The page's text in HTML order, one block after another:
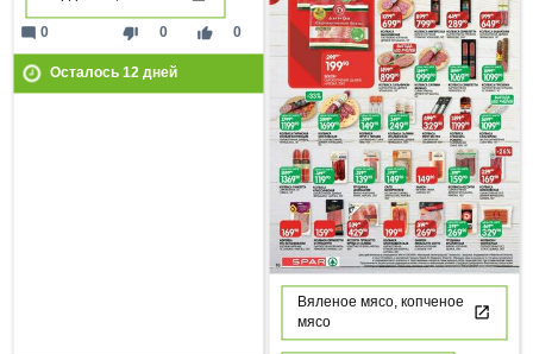
thumb_down 0 thumb_up 0
mode_comment 0
Осталось 12дней
Вяленое мясо, копченое
мясо